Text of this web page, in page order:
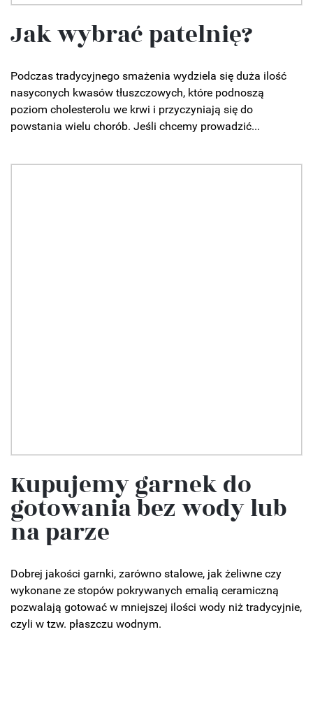
Jak wybrać patelnię?
Podczas tradycyjnego smażenia wydziela się duża ilość
nasyconych kwasów tłuszczowych, które podnoszą
poziom cholesterolu we krwi i przyczyniają się do
powstania wielu chorób. Jeśli chcemy prowadzić...
Kupujemy garnek do
gotowania bez wody lub
na parze
Dobrej jakości garnki, zarówno stalowe, jak żeliwne czy
wykonane ze stopów pokrywanych emalią ceramiczną
pozwalają gotować w mniejszej ilości wody niż tradycyjnie,
czyli w tzw. płaszczu wodnym.